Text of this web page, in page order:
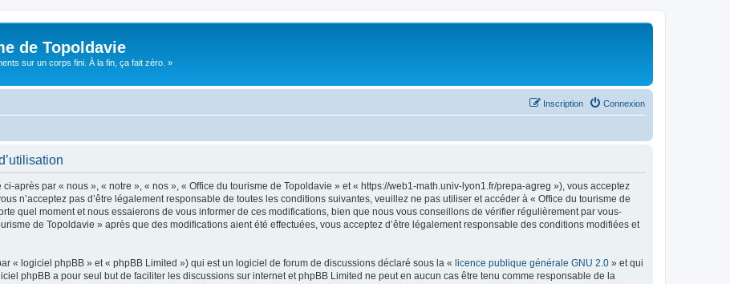
de Topoldavie
sur un corps fini. À la fin, ça fait zéro. »
Connexion
Inscription
après par « nous », « notre », « nos », « Office du tourisme de Topoldavie » et « https://web1-math.univ-lyon1.fr/prepa-agreg »), vous acceptez
n’acceptez pas d’être légalement responsable de toutes les conditions suivantes, veuillez ne pas utiliser et accéder à « Office du tourisme de
quel moment et nous essaierons de vous informer de ces modifications, bien que nous vous conseillons de vérifier régulièrement par vous-
de Topoldavie » après que des modifications aient été effectuées, vous acceptez d’être légalement responsable des conditions modifiées et
« logiciel phpBB » et « phpBB Limited ») qui est un logiciel de forum de discussions déclaré sous la « licence publique générale GNU 2.0 » et qui
phpBB a pour seul but de faciliter les discussions sur internet et phpBB Limited ne peut en aucun cas être tenu comme responsable de la